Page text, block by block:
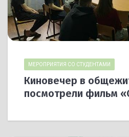
МЕРОПРИЯТИЯ СО СТУДЕНТАМИ
Киновечер в
посмотрели фильм